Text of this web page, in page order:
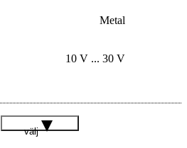
Metal
10 V ... 30 V
välj